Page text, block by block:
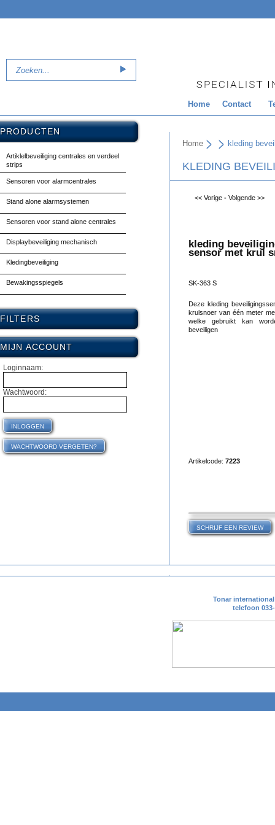
Home Contact
PRODUCTEN
Artiklelbeveiliging centrales en verdeel
strips
Sensoren voor alarmcentrales
Stand alone alarmsystemen
Sensoren voor stand alone centrales
Displaybeveiliging mechanisch
Kledingbeveiliging
Bewakingsspiegels
FILTERS
MIJN ACCOUNT
Loginnaam:
Wachtwoord:
Home kleding
KLEDING
<< Vorige- Volgende >>
kleding
sensor met krul
SK-363 S
Deze kleding
krulsnoer van één meter
welke gebruikt kan
beveiligen
Artikelcode: 7223
Tonar
telefoon